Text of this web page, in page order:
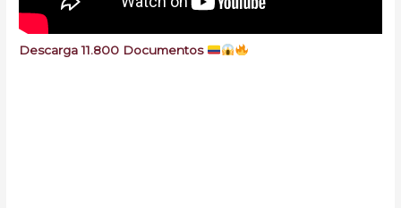
Descarga 11.800 Documentos